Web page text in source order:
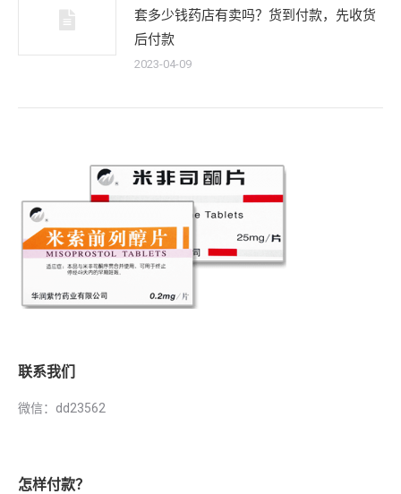
套多少钱药店有卖吗？货到付款，先收货
后付款
2023-04-09
联系我们
微信：dd23562
怎样付款？